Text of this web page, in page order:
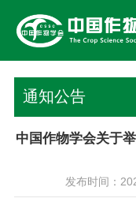
通知公告
中国作物学会关于
发布时间：